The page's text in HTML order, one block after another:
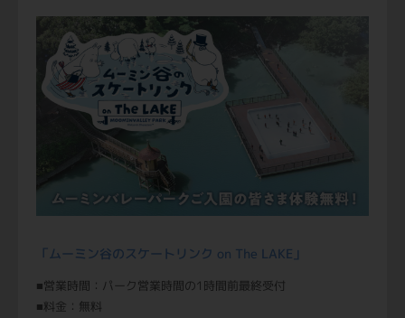
「ムーミン谷のスケートリンク on The LAKE」
■営業時間：パーク営業時間の1時間前最終受付
■料金：無料